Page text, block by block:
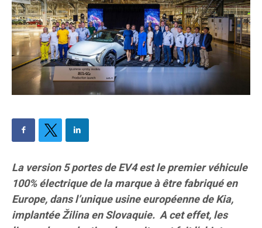
La version 5 portes de EV4 est le premier véhicule
100% électrique de la marque à être fabriqué en
Europe, dans l’unique usine européenne de Kia,
implantée Žilina en Slovaquie. A cet effet, les